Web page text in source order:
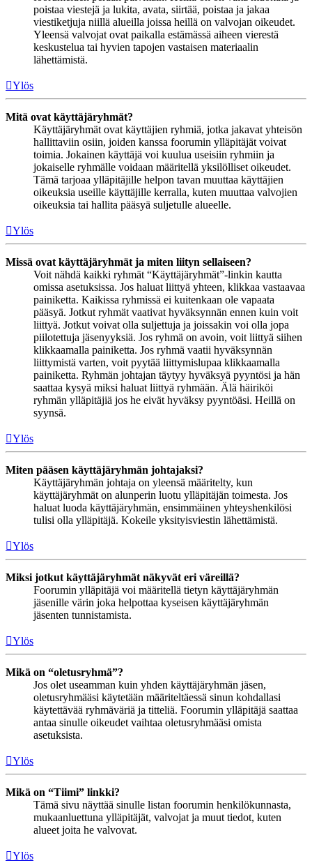
poistaa viestejä ja lukita, avata, siirtää, poistaa ja jakaa
viestiketjuja niillä alueilla joissa heillä on valvojan oikeudet.
Yleensä valvojat ovat paikalla estämässä aiheen vierestä
keskustelua tai hyvien tapojen vastaisen materiaalin
lähettämistä.
Ylös
Mitä ovat käyttäjäryhmät?
Käyttäjäryhmät ovat käyttäjien ryhmiä, jotka jakavat yhteisön
hallittaviin osiin, joiden kanssa foorumin ylläpitäjät voivat
toimia. Jokainen käyttäjä voi kuulua useisiin ryhmiin ja
jokaiselle ryhmälle voidaan määritellä yksilölliset oikeudet.
Tämä tarjoaa ylläpitäjille helpon tavan muuttaa käyttäjien
oikeuksia useille käyttäjille kerralla, kuten muuttaa valvojien
oikeuksia tai hallita pääsyä suljetulle alueelle.
Ylös
Missä ovat käyttäjäryhmät ja miten liityn sellaiseen?
Voit nähdä kaikki ryhmät “Käyttäjäryhmät”-linkin kautta
omissa asetuksissa. Jos haluat liittyä yhteen, klikkaa vastaavaa
painiketta. Kaikissa ryhmissä ei kuitenkaan ole vapaata
pääsyä. Jotkut ryhmät vaativat hyväksynnän ennen kuin voit
liittyä. Jotkut voivat olla suljettuja ja joissakin voi olla jopa
piilotettuja jäsenyyksiä. Jos ryhmä on avoin, voit liittyä siihen
klikkaamalla painiketta. Jos ryhmä vaatii hyväksynnän
liittymistä varten, voit pyytää liittymislupaa klikkaamalla
painiketta. Ryhmän johtajan täytyy hyväksyä pyyntösi ja hän
saattaa kysyä miksi haluat liittyä ryhmään. Älä häiriköi
ryhmän ylläpitäjiä jos he eivät hyväksy pyyntöäsi. Heillä on
syynsä.
Ylös
Miten pääsen käyttäjäryhmän johtajaksi?
Käyttäjäryhmän johtaja on yleensä määritelty, kun
käyttäjäryhmät on alunperin luotu ylläpitäjän toimesta. Jos
haluat luoda käyttäjäryhmän, ensimmäinen yhteyshenkilösi
tulisi olla ylläpitäjä. Kokeile yksityisviestin lähettämistä.
Ylös
Miksi jotkut käyttäjäryhmät näkyvät eri väreillä?
Foorumin ylläpitäjä voi määritellä tietyn käyttäjäryhmän
jäsenille värin joka helpottaa kyseisen käyttäjäryhmän
jäsenten tunnistamista.
Ylös
Mikä on “oletusryhmä”?
Jos olet useamman kuin yhden käyttäjäryhmän jäsen,
oletusryhmääsi käytetään määriteltäessä sinun kohdallasi
käytettävää ryhmäväriä ja titteliä. Foorumin ylläpitäjä saattaa
antaa sinulle oikeudet vaihtaa oletusryhmääsi omista
asetuksista.
Ylös
Mikä on “Tiimi” linkki?
Tämä sivu näyttää sinulle listan foorumin henkilökunnasta,
mukaanluettuna ylläpitäjät, valvojat ja muut tiedot, kuten
alueet joita he valvovat.
Ylös